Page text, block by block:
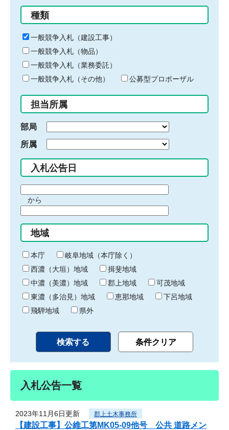
る
キ
ー
ワ
ー
ド
入
力
種類
一般競争入札（建設工事）
一般競争入札（物品）
一般競争入札（業務委託）
一般競争入札（その他）
公募型プロポーザル
担当所属
部局
所属
入札公告日
間
始
り
から
間
終
わ
り
地域
本庁
岐阜地域（本庁除く）
西濃（大垣）地域
揖斐地域
中濃（美濃）地域
郡上地域
可茂地域
東濃（多治見）地域
恵那地域
下呂地域
飛騨地域
県外
入札公告一覧
2023年11月6日更新 郡上土木事務所
【建設工事】公維工第MK05-09他号 公共 道路メン